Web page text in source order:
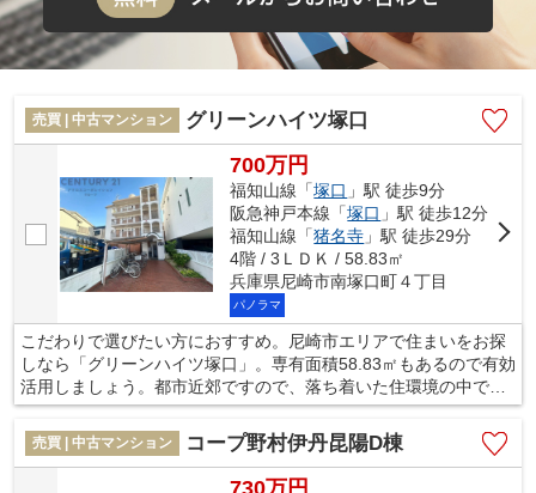
売買 | 中古マンション グリーンハイツ塚口
700万円
福知山線「塚口 」駅 徒歩9分
阪急神戸本線「塚口 」駅 徒歩12分
福知山線「猪名寺 」駅 徒歩29分
4階 / 3ＬＤＫ / 58.83㎡
兵庫県尼崎市南塚口町４丁目
パノラマ
こだわりで選びたい方におすすめ。尼崎市エリアで住まいをお探
しなら「グリーンハイツ塚口」。専有面積58.83㎡もあるので有効
活用しましょう。都市近郊ですので、落ち着いた住環境の中で、
ショッピングも楽しむことが出来ます。2駅利用できる場所にある
ので利便性が高いです。福知山線塚口周辺なら、通勤や通学にお
いてあまり不便さを感じないでしょう。さらにご希望の条件があ
れば、当社にお聞かせ下さい。
売買 | 中古マンション コープ野村伊丹昆陽D棟